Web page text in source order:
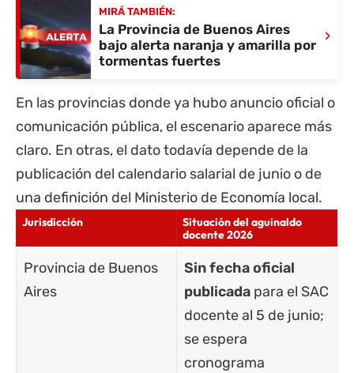
MIRÁ TAMBIÉN:
La Provincia de Buenos Aires
bajo alerta naranja y amarilla por
tormentas fuertes
›
En las provincias donde ya hubo anuncio oficial o
comunicación pública, el escenario aparece más
claro. En otras, el dato todavía depende de la
publicación del calendario salarial de junio o de
una definición del Ministerio de Economía local.
Jurisdicción
Situación del aguinaldo
docente 2026
Provincia de Buenos
Aires
Sin fecha oficial
publicada para el SAC
docente al 5 de junio;
se espera
cronograma